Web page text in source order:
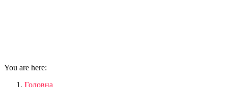
You are here:
Головна